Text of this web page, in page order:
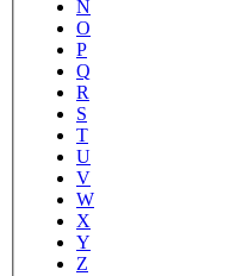
N
O
P
Q
R
S
T
U
V
W
X
Y
Z